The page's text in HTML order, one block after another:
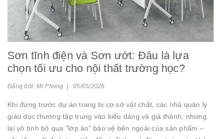
Sơn tĩnh điện và Sơn ướt: Đâu là lựa
chọn tối ưu cho nội thất trường học?
Đăng bởi: Mr Phong | 05/05/2026
Khi đứng trước dự án trang bị cơ sở vật chất, các nhà quản lý
giáo dục thường tập trung vào kiểu dáng và giá thành, nhưng
lại vô tình bỏ qua "lớp áo" bảo vệ bên ngoài của sản phẩm –